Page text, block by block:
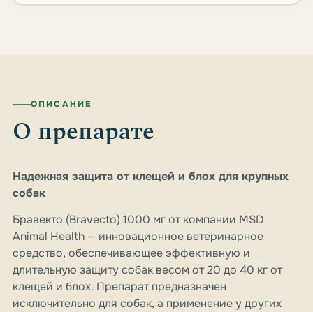
ОПИСАНИЕ
О препарате
Надежная защита от клещей и блох для крупных
собак
Бравекто (Bravecto) 1000 мг от компании MSD
Animal Health — инновационное ветеринарное
средство, обеспечивающее эффективную и
длительную защиту собак весом от 20 до 40 кг от
клещей и блох. Препарат предназначен
исключительно для собак, а применение у других